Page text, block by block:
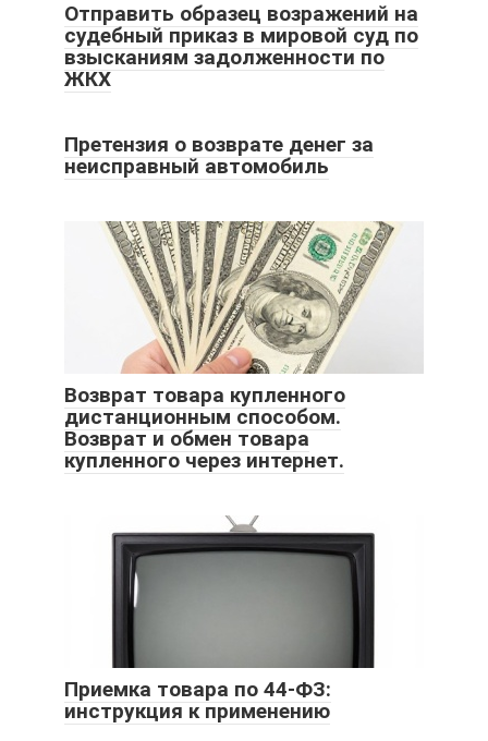
Отправить образец возражений на
судебный приказ в мировой суд по
взысканиям задолженности по
ЖКХ
Претензия о возврате денег за
неисправный автомобиль
Возврат товара купленного
дистанционным способом.
Возврат и обмен товара
купленного через интернет.
Приемка товара по 44-ФЗ:
инструкция к применению